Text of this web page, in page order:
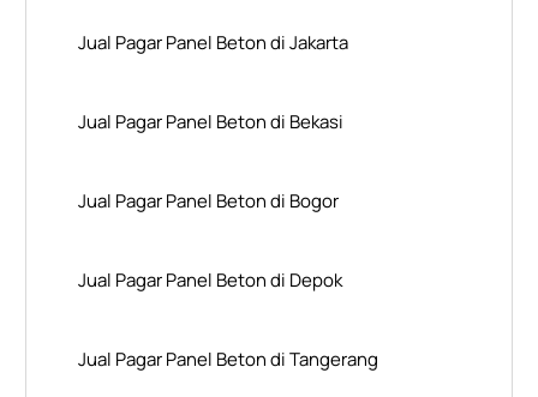
Jual Pagar Panel Beton di Jakarta
Jual Pagar Panel Beton di Bekasi
Jual Pagar Panel Beton di Bogor
Jual Pagar Panel Beton di Depok
Jual Pagar Panel Beton di Tangerang